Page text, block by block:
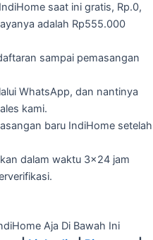
saat ini gratis, Rp.0,
adalah Rp555.000
sampai pemasangan
WhatsApp, dan nantinya
kami.
baru IndiHome setelah
dalam waktu 3x24 jam
Aja Di Bawah Ini